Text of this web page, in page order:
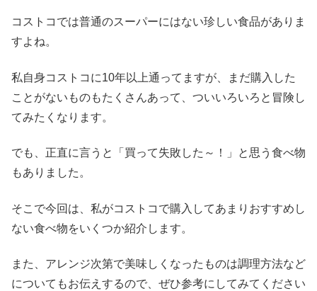
コストコでは普通のスーパーにはない珍しい食品がありま
すよね。
私自身コストコに10年以上通ってますが、まだ購入した
ことがないものもたくさんあって、ついいろいろと冒険し
てみたくなります。
でも、正直に言うと「買って失敗した～！」と思う食べ物
もありました。
そこで今回は、私がコストコで購入してあまりおすすめし
ない食べ物をいくつか紹介します。
また、アレンジ次第で美味しくなったものは調理方法など
についてもお伝えするので、ぜひ参考にしてみてください